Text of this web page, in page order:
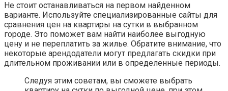
Не стоит останавливаться на первом найденном
варианте. Используйте специализированные сайты для
сравнения цен на квартиры на сутки в выбранном
городе. Это поможет вам найти наиболее выгодную
цену и не переплатить за жилье. Обратите внимание, что
некоторые арендодатели могут предлагать скидки при
длительном проживании или в определенные периоды.
Следуя этим советам, вы сможете выбрать